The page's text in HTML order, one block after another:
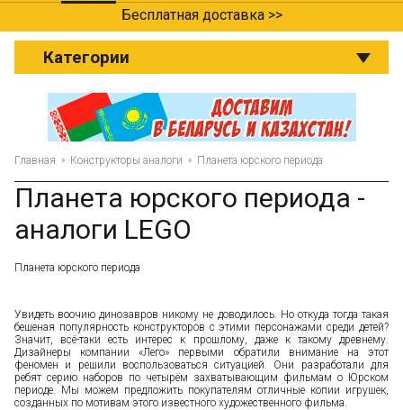
Бесплатная доставка >>
Категории
Главная Конструкторы аналоги Планета юрского периода
Планета юрского периода -
аналоги LEGO
Планета юрского периода
Увидеть воочию динозавров никому не доводилось. Но откуда тогда такая
бешеная популярность конструкторов с этими персонажами среди детей?
Значит, всё-таки есть интерес к прошлому, даже к такому древнему.
Дизайнеры компании «Лего» первыми обратили внимание на этот
феномен и решили воспользоваться ситуацией. Они разработали для
ребят серию наборов по четырём захватывающим фильмам о Юрском
периоде. Мы можем предложить покупателям отличные копии игрушек,
созданных по мотивам этого известного художественного фильма.